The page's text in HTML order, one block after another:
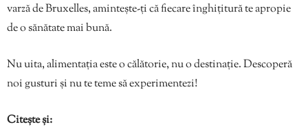
varză de Bruxelles, amintește-ți că fiecare înghițitură te apropie
de o sănătate mai bună.
Nu uita, alimentația este o călătorie, nu o destinație. Descoperă
noi gusturi și nu te teme să experimentezi!
Citește și: